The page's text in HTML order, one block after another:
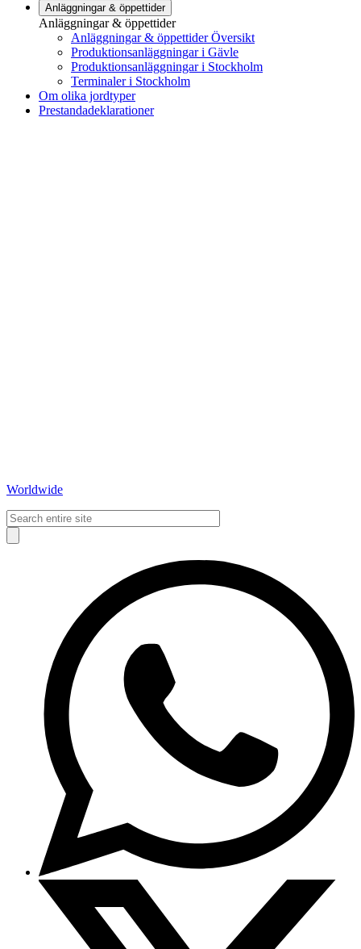
Anläggningar & öppettider
Anläggningar & öppettider
Anläggningar & öppettider Översikt
Produktionsanläggningar i Gävle
Produktionsanläggningar i Stockholm
Terminaler i Stockholm
Om olika jordtyper
Prestandadeklarationer
Worldwide